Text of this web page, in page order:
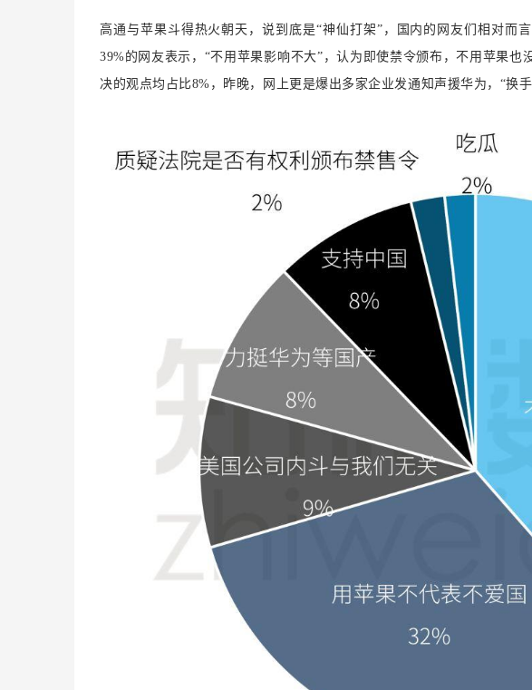
高通与苹果斗得热火朝天，说到底是“神仙打架”，国内的网友们相对而
39%的网友表示，“不用苹果影响不大”，认为即使禁令颁布，不用苹果也
决的观点均占比8%，
昨晚，网上更是爆出多家企业发通知声援华为，“换